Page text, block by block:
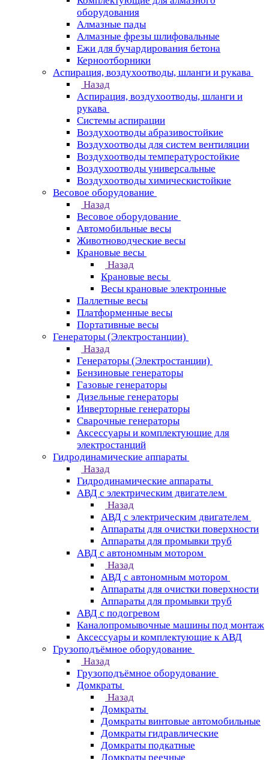
оборудования
Алмазные пады
Алмазные фрезы шлифовальные
Ежи для бучардирования бетона
Керноотборники
Аспирация, воздухоотводы, шланги и рукава
Назад
Аспирация, воздухоотводы, шланги и
рукава
Системы аспирации
Воздухоотводы абразивостойкие
Воздухоотводы для систем вентиляции
Воздухоотводы температуростойкие
Воздухоотводы универсальные
Воздухоотводы химическистойкие
Весовое оборудование
Назад
Весовое оборудование
Автомобильные весы
Животноводческие весы
Крановые весы
Назад
Крановые весы
Весы крановые электронные
Паллетные весы
Платформенные весы
Портативные весы
Генераторы (Электростанции)
Назад
Генераторы (Электростанции)
Бензиновые генераторы
Газовые генераторы
Дизельные генераторы
Инверторные генераторы
Сварочные генераторы
Аксессуары и комплектующие для
электростанций
Гидродинамические аппараты
Назад
Гидродинамические аппараты
АВД с электрическим двигателем
Назад
АВД с электрическим двигателем
Аппараты для очистки поверхности
Аппараты для промывки труб
АВД с автономным мотором
Назад
АВД с автономным мотором
Аппараты для очистки поверхности
Аппараты для промывки труб
АВД с подогревом
Каналопромывочные машины под монтаж
Аксессуары и комплектующие к АВД
Грузоподъёмное оборудование
Назад
Грузоподъёмное оборудование
Домкраты
Назад
Домкраты
Домкраты винтовые автомобильные
Домкраты гидравлические
Домкраты подкатные
Домкраты реечные